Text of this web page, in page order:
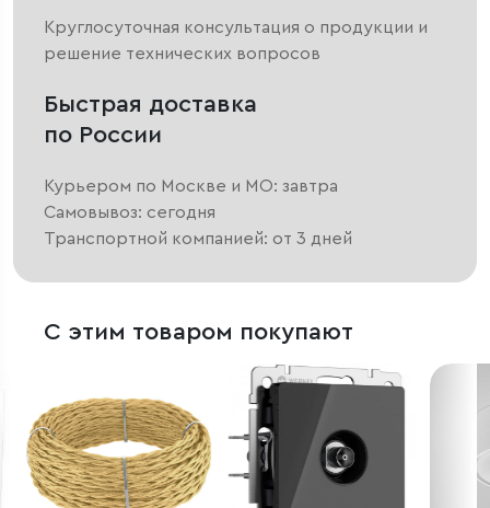
Круглосуточная консультация о продукции и
решение технических вопросов
Быстрая доставка
по России
Курьером по Москве и МО: завтра
Самовывоз: сегодня
Транспортной компанией: от 3 дней
С этим товаром покупают